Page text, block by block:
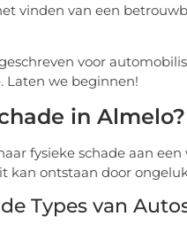
vinden van een
voor
Laten we beginnen!
in Almelo?
fysieke schade aan
kan ontstaan door
Types van